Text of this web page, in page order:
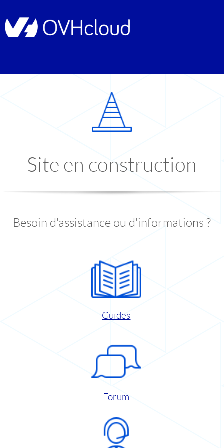
Site en construction
Besoin d'assistance ou d'informations ?
Guides
Forum